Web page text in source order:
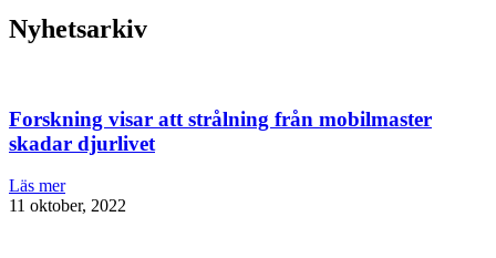
Nyhetsarkiv
Forskning visar att strålning från mobilmaster
skadar djurlivet
Läs mer
11 oktober, 2022